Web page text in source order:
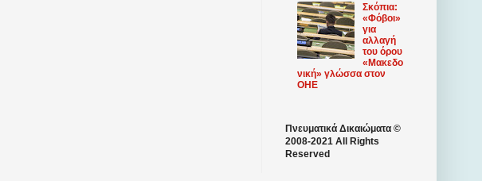
Σκόπια:
«Φόβοι»
για
αλλαγή
του όρου
«Μακεδο
νική» γλώσσα στον
ΟΗΕ
Πνευματικά Δικαιώματα ©
2008-2021 All Rights
Reserved